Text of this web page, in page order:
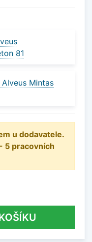
81
Mintas
u dodavatele.
5 pracovních